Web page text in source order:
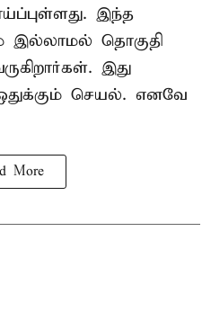
இந்த
இல்லாமல் தொகுதி
இது
செயல். எனவே
More